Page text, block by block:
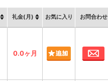
礼金(月) お気に入り お問合わせ
0.0ヶ月